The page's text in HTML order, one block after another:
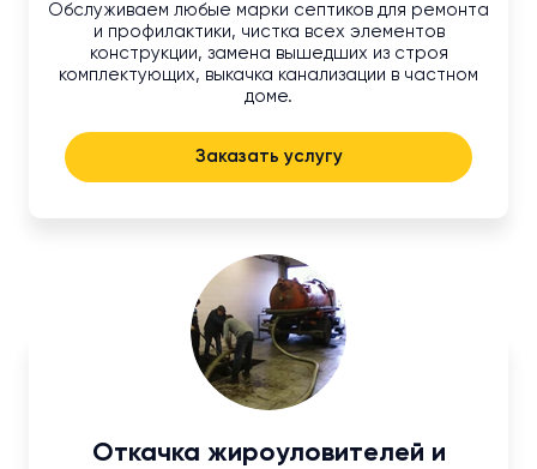
Обслуживаем любые марки септиков для ремонта
и профилактики, чистка всех элементов
конструкции, замена вышедших из строя
комплектующих, выкачка канализации в частном
доме.
Заказать услугу
Откачка жироуловителей и